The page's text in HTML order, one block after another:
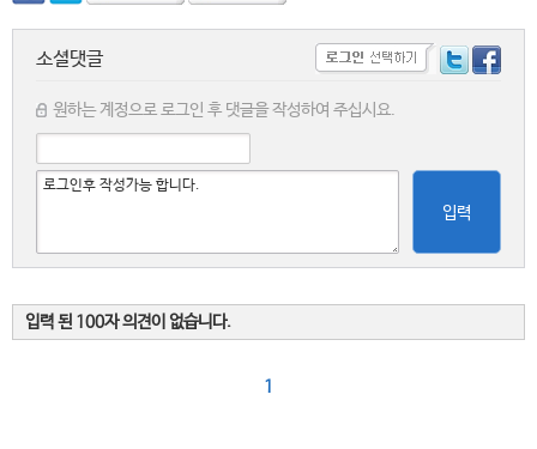
소셜댓글
원하는 계정으로 로그인 후 댓글을 작성하여 주십시요.
입력
입력 된 100자 의견이 없습니다.
1